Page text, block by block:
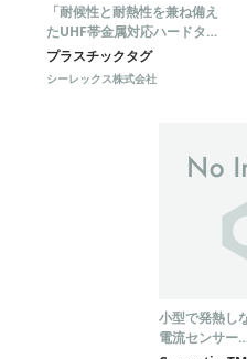
「耐候性と耐熱性を兼ね備え
たUHF帯金属対応ハードタグ
『プラスチックタグ』」
プラスチックタグ
シーレックス株式会社
小型で発熱し
電流センサー